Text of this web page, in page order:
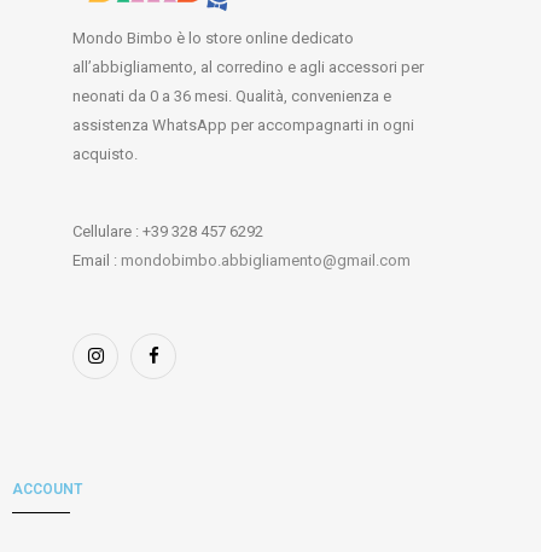
Mondo Bimbo è lo store online dedicato
all’abbigliamento, al corredino e agli accessori per
neonati da 0 a 36 mesi. Qualità, convenienza e
assistenza WhatsApp per accompagnarti in ogni
acquisto.
Cellulare : +39 328 457 6292
Email : mondobimbo.abbigliamento@gmail.com
ACCOUNT